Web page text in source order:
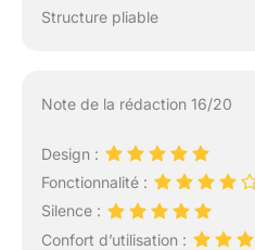
Structure pliable
Note de la rédaction 16/20
Design :
Fonctionnalité :
Silence :
Confort d’utilisation :